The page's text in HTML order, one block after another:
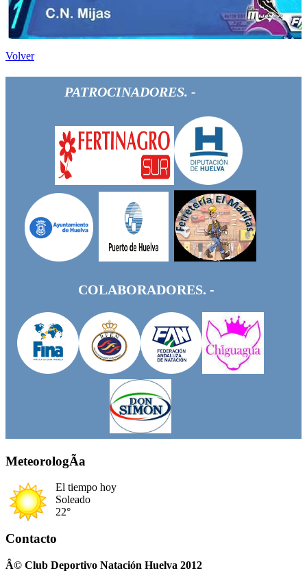
Volver
PATROCINADORES. -
COLABORADORES. -
MeteorologÃ­a
El tiempo hoy
Soleado
22°
Contacto
Â© Club Deportivo Natación Huelva 2012